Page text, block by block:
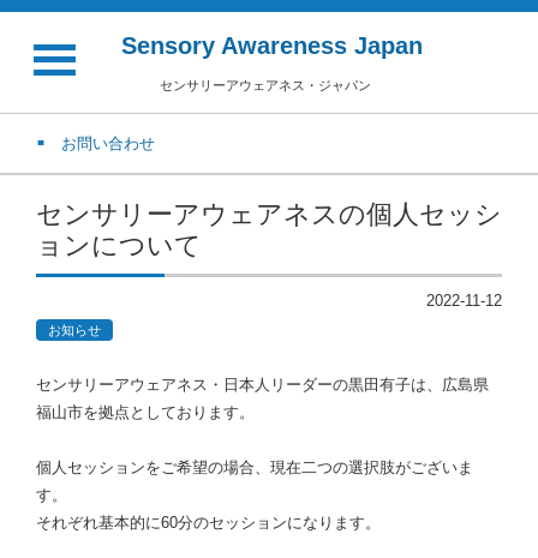
Sensory Awareness Japan
センサリーアウェアネス・ジャパン
お問い合わせ
センサリーアウェアネスの個人セッシ
ョンについて
2022-11-12
お知らせ
センサリーアウェアネス・日本人リーダーの黒田有子は、広島県
福山市を拠点としております。
個人セッションをご希望の場合、現在二つの選択肢がございま
す。
それぞれ基本的に60分のセッションになります。